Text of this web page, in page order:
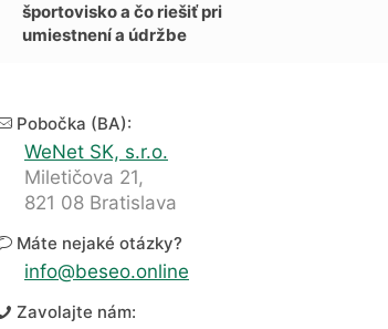
športovisko a čo riešiť pri
umiestnení a údržbe
Pobočka (BA):
WeNet SK, s.r.o.
Miletičova 21,
821 08 Bratislava
Máte nejaké otázky?
info@beseo.online
Zavolajte nám: